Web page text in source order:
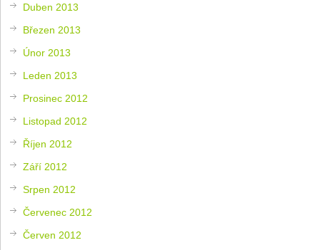
Duben 2013
Březen 2013
Únor 2013
Leden 2013
Prosinec 2012
Listopad 2012
Říjen 2012
Září 2012
Srpen 2012
Červenec 2012
Červen 2012